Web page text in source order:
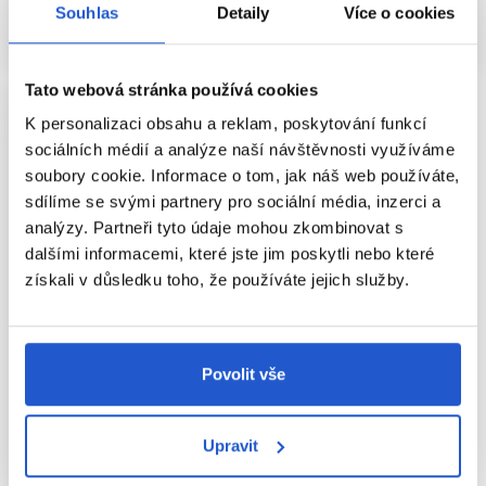
Souhlas Detaily Více o cookies
Tato webová stránka používá cookies
K personalizaci obsahu a reklam, poskytování funkcí
sociálních médií a analýze naší návštěvnosti využíváme
soubory cookie. Informace o tom, jak náš web používáte,
sdílíme se svými partnery pro sociální média, inzerci a
analýzy. Partneři tyto údaje mohou zkombinovat s
dalšími informacemi, které jste jim poskytli nebo které
získali v důsledku toho, že používáte jejich služby.
Povolit vše
Upravit
neaplikujte na mokré vlasy, pokud k tomu není určen.
NÁNOSU
Pokud účes potřebuje více kontroly, přidávejte vosk po
tenkých vrstvách. Nadbytek způsobuje slepení, mastný
vzhled a ztrátu objemu. Při kombinaci s pudrem, sprejem
nebo lakem používejte každý produkt střídmě, protože
vrstvy se sčítají.
VYMÝVÁNÍ VOSKU
nutné. Pokud se nános opakuje, snižte dávku nebo
automaticky při každém mytí.
HYGIENA A SKLADOVÁNÍ
Mám záujem
Aktuálně nedostupné
Mám záujem
Aktuálně nedostupné
Subrina Professional Shape Water
Wax stylingový vosk na vlasy
Subrina Professional